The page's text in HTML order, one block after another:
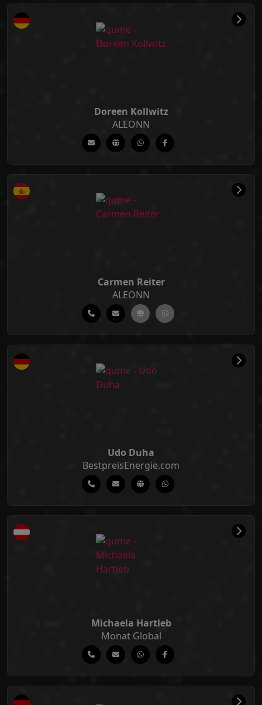
Doreen Kollwitz
ALEONN
Carmen Reiter
ALEONN
Udo Duha
BestpreisEnergie.com
Michaela Hartleb
Monat Global